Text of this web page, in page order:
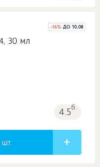
-16% ДО 10.08
4.5б.
шт.